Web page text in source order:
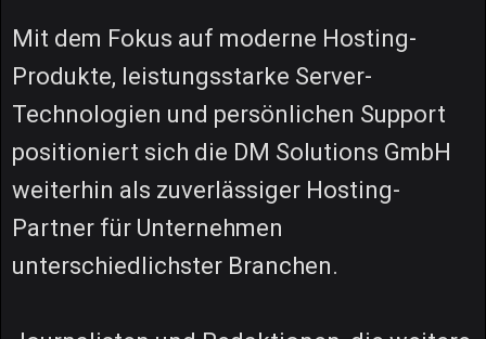
Mit dem Fokus auf moderne Hosting-
Produkte, leistungsstarke Server-
Technologien und persönlichen Support
positioniert sich die DM Solutions GmbH
weiterhin als zuverlässiger Hosting-
Partner für Unternehmen
unterschiedlichster Branchen.